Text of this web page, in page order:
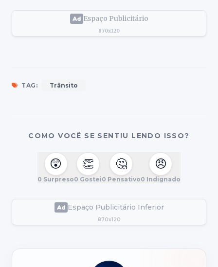
Espaço Publicitário
870x120
TAG: Trânsito
COMO VOCÊ SE SENTIU LENDO ISSO?
😲
0 Surpreso
👏
0 Gostei
🤔
0 Pensativo
😠
0 Indignado
Espaço Publicitário Inferior
870x120